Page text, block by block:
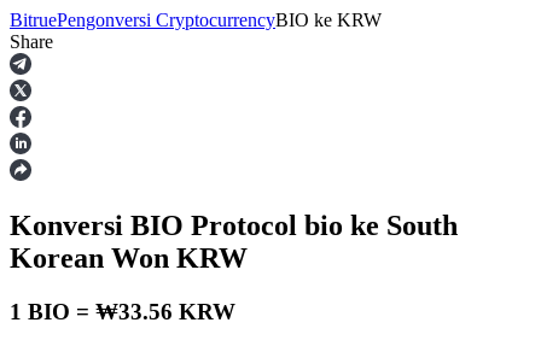
Berjangka
BitruePengonversi CryptocurrencyBIO ke KRW
Share
Konversi BIO Protocol bio ke South
Korean Won KRW
1 BIO = ₩33.56 KRW